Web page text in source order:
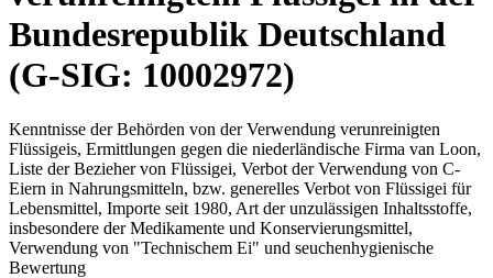
Bundesrepublik Deutschland
(G-SIG: 10002972)
Kenntnisse der Behörden von der Verwendung verunreinigten
Flüssigeis, Ermittlungen gegen die niederländische Firma van Loon,
Liste der Bezieher von Flüssigei, Verbot der Verwendung von C-
Eiern in Nahrungsmitteln, bzw. generelles Verbot von Flüssigei für
Lebensmittel, Importe seit 1980, Art der unzulässigen Inhaltsstoffe,
insbesondere der Medikamente und Konservierungsmittel,
Verwendung von "Technischem Ei" und seuchenhygienische
Bewertung